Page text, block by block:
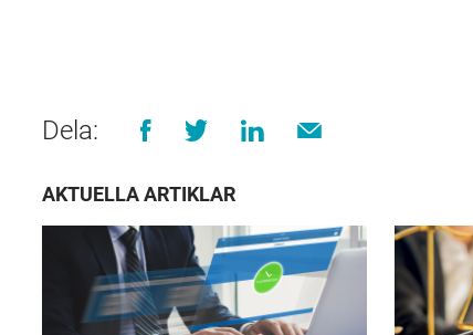
Dela:
AKTUELLA ARTIKLAR